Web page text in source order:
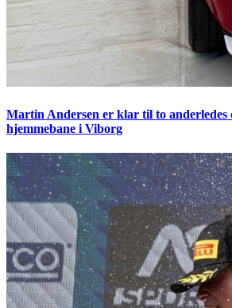
Martin Andersen er klar til to anderledes
hjemmebane i Viborg